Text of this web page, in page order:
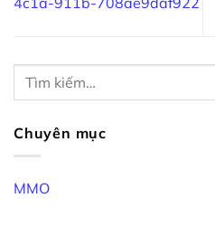
Chuyên mục
MMO